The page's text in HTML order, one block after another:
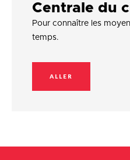
Centrale du
Pour connaître les
temps.
ALLER